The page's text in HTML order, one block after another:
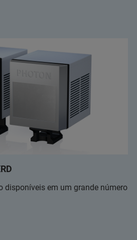
disponíveis em um grande número